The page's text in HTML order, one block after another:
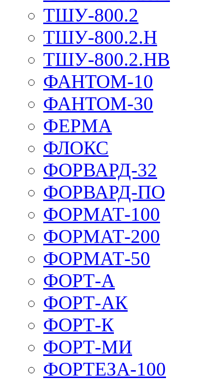
ТШУ-800.2
ТШУ-800.2.Н
ТШУ-800.2.НВ
ФАНТОМ-10
ФАНТОМ-30
ФЕРМА
ФЛОКС
ФОРВАРД-32
ФОРВАРД-ПО
ФОРМАТ-100
ФОРМАТ-200
ФОРМАТ-50
ФОРТ-А
ФОРТ-АК
ФОРТ-К
ФОРТ-МИ
ФОРТЕЗА-100